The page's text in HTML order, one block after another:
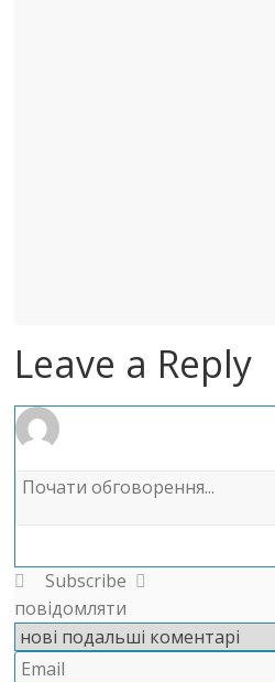
Leave a Reply
Subscribe
повідомляти